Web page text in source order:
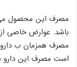
مصرف اين محصول می
باشد. عوارض خاصی
مصرف همزمان ب
است مصرف این دارو